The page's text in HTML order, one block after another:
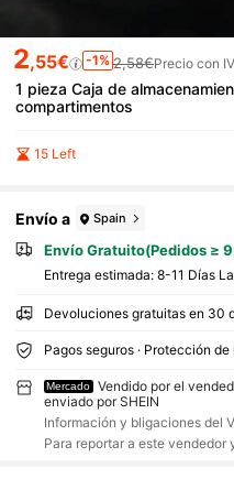
2,55€ -1% 2,58€Precio con
1 pieza Caja de
compartimentos
15 Left
Envío a Spain
Envío Gratuito(Pedidos ≥
Entrega estimada: 8-11 Días
Devoluciones gratuitas en 30
Pagos seguros · Protección
Mercado
Vendido por el
enviado por SHEIN
Información y bligaciones del
Para reportar a este vendedor